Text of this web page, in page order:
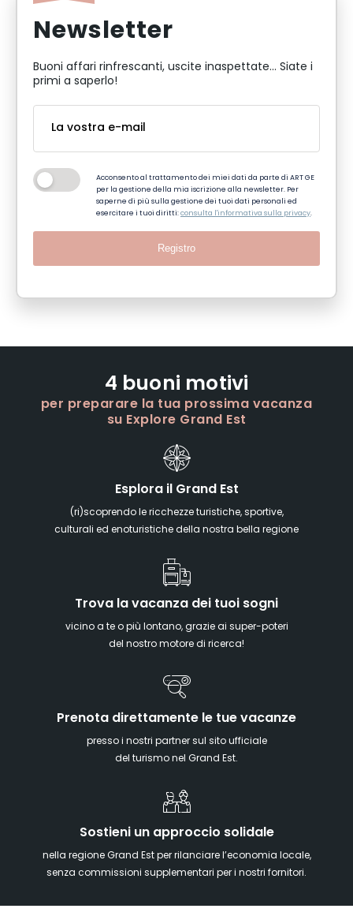
Newsletter
Buoni affari rinfrescanti, uscite inaspettate... Siate i
primi a saperlo!
Acconsento al trattamento dei miei dati da parte di ART GE
per la gestione della mia iscrizione alla newsletter. Per
saperne di più sulla gestione dei tuoi dati personali ed
esercitare i tuoi diritti:consulta l'informativa sulla privacy.
Registro
4 buoni motivi
per preparare la tua prossima vacanza
su Explore Grand Est
Esplora il Grand Est
(ri)scoprendo le ricchezze turistiche, sportive,
culturali ed enoturistiche della nostra bella regione
Trova la vacanza dei tuoi sogni
vicino a te o più lontano, grazie ai super-poteri
del nostro motore di ricerca!
Prenota direttamente le tue vacanze
presso i nostri partner sul sito ufficiale
del turismo nel Grand Est.
Sostieni un approccio solidale
nella regione Grand Est per rilanciare l’economia locale,
senza commissioni supplementari per i nostri fornitori.